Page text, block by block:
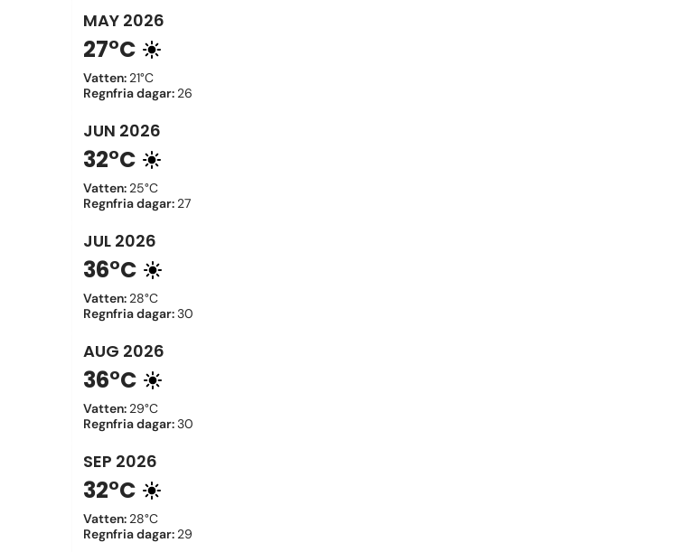
MAY 2026
27°C
Vatten: 21°C
Regnfria dagar: 26
JUN 2026
32°C
Vatten: 25°C
Regnfria dagar: 27
JUL 2026
36°C
Vatten: 28°C
Regnfria dagar:30
AUG 2026
36°C
Vatten: 29°C
Regnfria dagar:30
SEP 2026
32°C
Vatten: 28°C
Regnfria dagar: 29